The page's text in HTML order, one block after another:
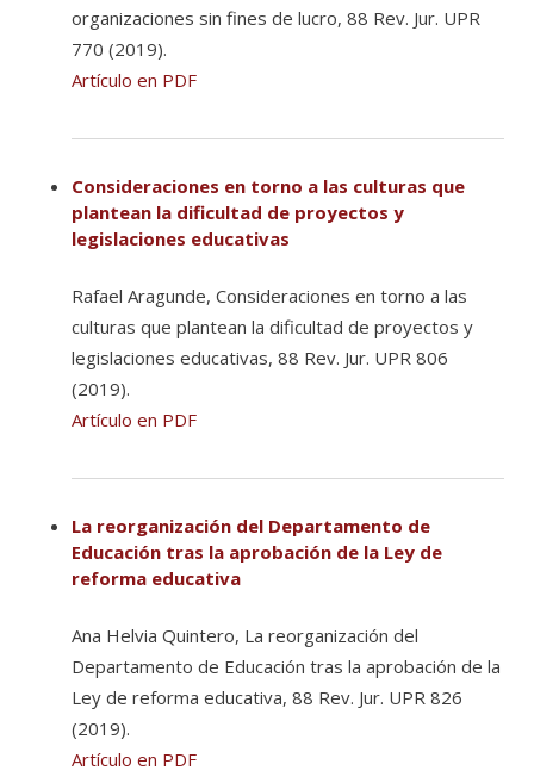
organizaciones sin fines de lucro, 88 Rev. Jur. UPR
770 (2019).
Artículo en PDF
Consideraciones en torno a las culturas que
plantean la dificultad de proyectos y
legislaciones educativas
Rafael Aragunde, Consideraciones en torno a las
culturas que plantean la dificultad de proyectos y
legislaciones educativas, 88 Rev. Jur. UPR 806
(2019).
Artículo en PDF
La reorganización del Departamento de
Educación tras la aprobación de la Ley de
reforma educativa
Ana Helvia Quintero, La reorganización del
Departamento de Educación tras la aprobación de la
Ley de reforma educativa, 88 Rev. Jur. UPR 826
(2019).
Artículo en PDF